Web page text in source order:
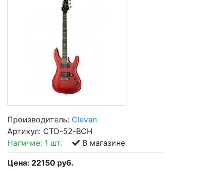
Производитель: Clevan
Артикул: CTD-52-BCH
Наличие: 1 шт. В магазине
Цена: 22150 руб.